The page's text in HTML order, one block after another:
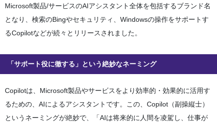
Microsoft製品/サービスのAIアシスタント全体を包括するブランド名
となり、検索のBingやセキュリティ、Windowsの操作をサポートす
るCopilotなどが続々とリリースされました。
「サポート役に徹する」という絶妙なネーミング
Copilotは、Microsoft製品やサービスをより効率的・効果的に活用す
るための、AIによるアシスタントです。この、Copilot（副操縦士）
というネーミングが絶妙で、「AIは将来的に人間を凌駕し、仕事が